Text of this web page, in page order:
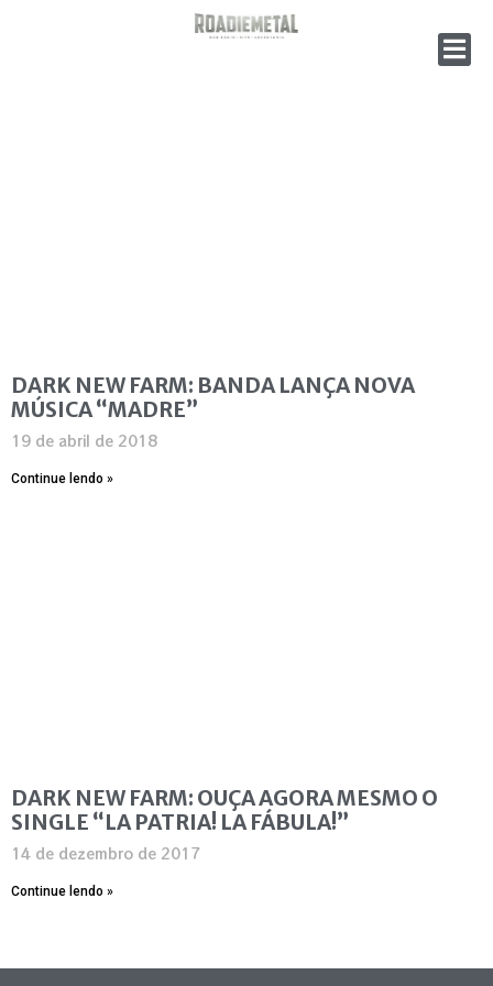
DARK NEW FARM: BANDA LANÇA NOVA
MÚSICA “MADRE”
19 de abril de 2018
Continue lendo »
DARK NEW FARM: OUÇA AGORA MESMO O
SINGLE “LA PATRIA! LA FÁBULA!”
14 de dezembro de 2017
Continue lendo »